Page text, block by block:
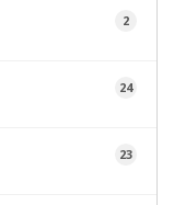
2
24
23